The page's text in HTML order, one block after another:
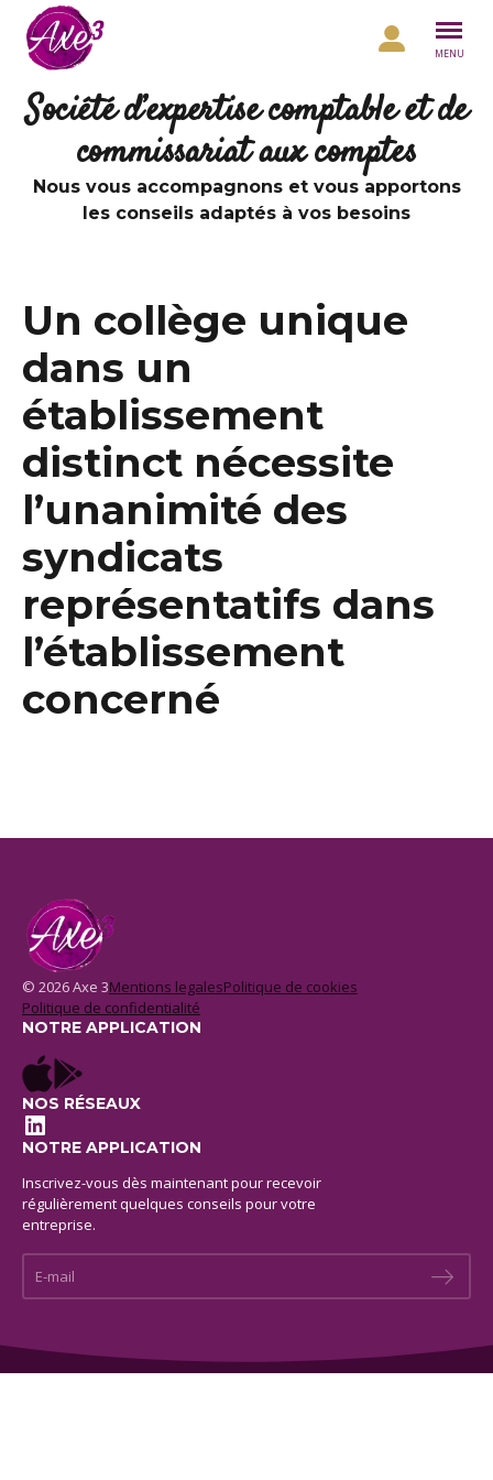
Aller au contenu
MENU
Société d’expertise comptable et de
commissariat aux comptes
Nous vous accompagnons et vous apportons
les conseils adaptés à vos besoins
Un collège unique
dans un
établissement
distinct nécessite
l’unanimité des
syndicats
représentatifs dans
l’établissement
concerné
© 2026 Axe 3Mentions legalesPolitique de cookies
Politique de confidentialité
NOTRE APPLICATION
NOS RÉSEAUX
LinkedIn
NOTRE APPLICATION
Inscrivez-vous dès maintenant pour recevoir
régulièrement quelques conseils pour votre
entreprise.